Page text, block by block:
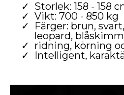
Storlek: 158 - 158
Vikt: 700 - 850 kg
Färger: brun,
leopard,
ridning, körning
Intelligent,